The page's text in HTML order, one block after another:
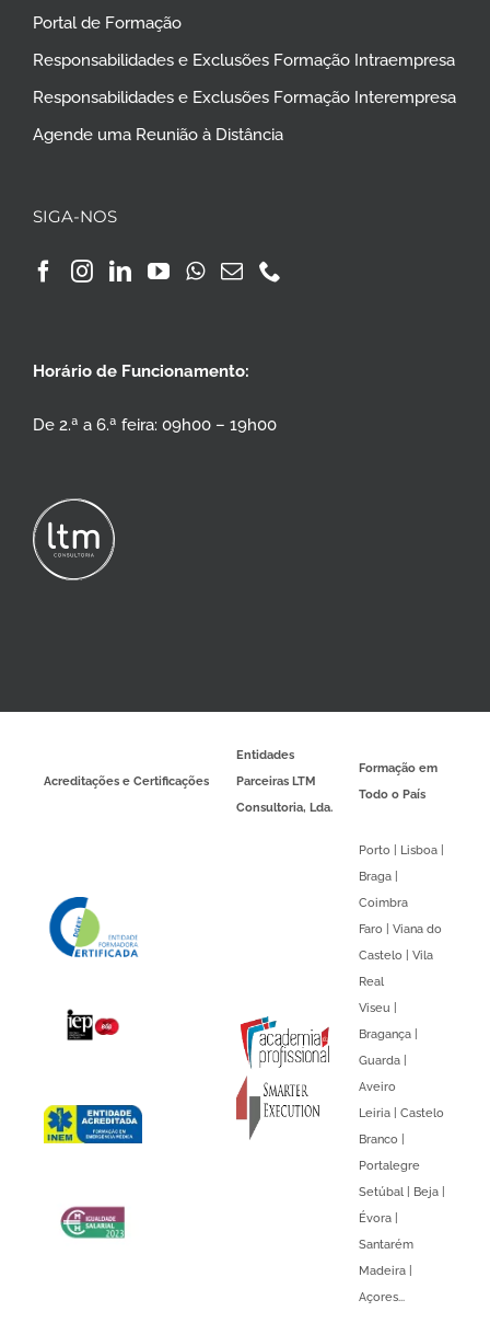
Portal de Formação
Responsabilidades e Exclusões Formação Intraempresa
Responsabilidades e Exclusões Formação Interempresa
Agende uma Reunião à Distância
SIGA-NOS
Horário de Funcionamento:
De 2.ª a 6.ª feira: 09h00 – 19h00
Acreditações e Certificações
Entidades
Parceiras LTM
Consultoria, Lda.
Formação em
Todo o País
Porto | Lisboa |
Braga |
Coimbra
Faro | Viana do
Castelo | Vila
Real
Viseu |
Bragança |
Guarda |
Aveiro
Leiria | Castelo
Branco |
Portalegre
Setúbal | Beja |
Évora |
Santarém
Madeira |
Açores...